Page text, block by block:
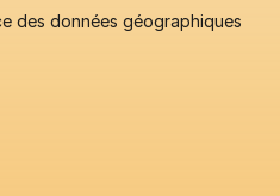
des données géographiques